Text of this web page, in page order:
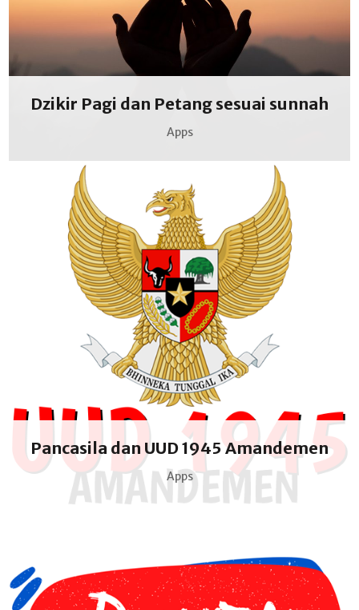
Dzikir Pagi dan Petang sesuai sunnah
Apps
Pancasila dan UUD 1945 Amandemen
Apps